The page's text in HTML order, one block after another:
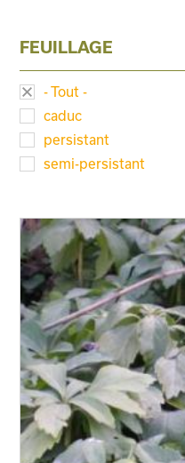
FEUILLAGE
- Tout -
caduc
persistant
semi-persistant
Taille adulte
Floraison
Exposition
Feuillage
Rusticité
Type de sol